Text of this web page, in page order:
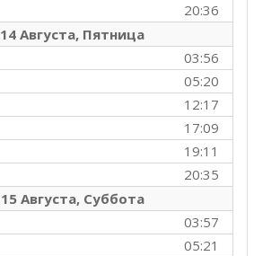
20:36
14 Августа, Пятница
03:56
05:20
12:17
17:09
19:11
20:35
15 Августа, Суббота
03:57
05:21